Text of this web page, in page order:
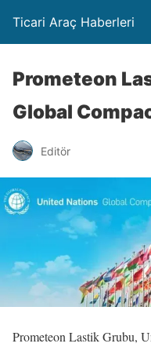
Ticari Araç Haberleri
Prometeon
Global
Editör
Prometeon Lastik Grubu,